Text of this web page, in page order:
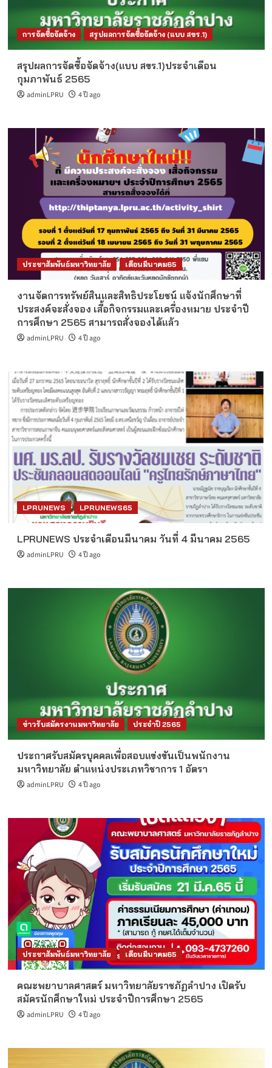
การจัดซื้อจัดจ้าง สรุปผลการจัดซื้อจัดจ้าง (แบบ สขร.1)
สรุปผลการจัดซื้อจัดจ้าง(แบบ สขร.1)ประจำเดือน
กุมภาพันธ์ 2565
adminLPRU 4 ปี ago
ประชาสัมพันธ์มหาวิทยาลัย เดือนมีนาคม65
งานจัดการทรัพย์สินและสิทธิประโยชน์ แจ้งนักศึกษาที่
ประสงค์จะสั่งจอง เสื้อกิจกรรมและเครื่องหมาย ประจำปี
การศึกษา 2565 สามารถสั่งจองได้แล้ว
adminLPRU 4 ปี ago
LPRUNEWS LPRUNEWS65
LPRUNEWS ประจำเดือนมีนาคม วันที่ 4 มีนาคม 2565
adminLPRU 4 ปี ago
ข่าวรับสมัครงานมหาวิทยาลัย ประจำปี 2565
ประกาศรับสมัครบุคคลเพื่อสอบแข่งขันเป็นพนักงาน
มหาวิทยาลัย ตำแหน่งประเภทวิชาการ 1 อัตรา
adminLPRU 4 ปี ago
ประชาสัมพันธ์มหาวิทยาลัย เดือนมีนาคม65
คณะพยาบาลศาสตร์ มหาวิทยาลัยราชภัฏลำปาง เปิดรับ
สมัครนักศึกษาใหม่ ประจำปีการศึกษา 2565
adminLPRU 4 ปี ago